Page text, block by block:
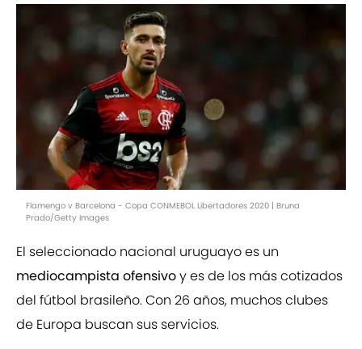
Flamengo v Barcelona - Copa CONMEBOL Libertadores 2020 | Bruna
Prado/Getty Images
El seleccionado nacional uruguayo es un
mediocampista ofensivoy es de los más cotizados
del fútbol brasileño. Con 26 años, muchos clubes
de Europa buscan sus servicios.